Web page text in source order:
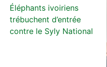
Éléphants ivoiriens
trébuchent d’entrée
contre le Syly National